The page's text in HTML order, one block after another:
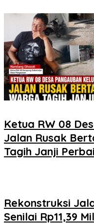
Ketua RW 08
Jalan Rusak
Tagih Janji
Rekonstruksi
Senilai Rp11,39